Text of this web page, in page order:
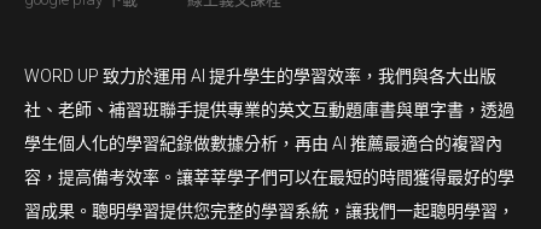
WORD UP 致力於運用 AI 提升學生的學習效率，我們與各大出版
社、老師、補習班聯手提供專業的英文互動題庫書與單字書，透過
學生個人化的學習紀錄做數據分析，再由 AI 推薦最適合的複習內
容，提高備考效率。讓莘莘學子們可以在最短的時間獲得最好的學
習成果。聰明學習提供您完整的學習系統，讓我們一起聰明學習，